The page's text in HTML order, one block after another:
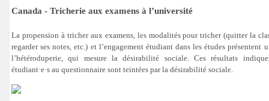
Canada - Tricherie aux examens à l’université
La propension à tricher aux examens, les modalités pour tricher (quitter la
regarder ses notes, etc.) et l’engagement étudiant dans les études présentent
l’hétéroduperie, qui mesure la désirabilité sociale. Ces résultats
étudiant·e·s au questionnaire sont teintées par la désirabilité sociale.